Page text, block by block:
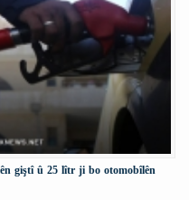
giştî û 25 lîtr ji bo otomobîlên